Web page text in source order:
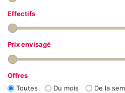
Effectifs
Prix envisagé
Offres
Toutes
Du mois De la